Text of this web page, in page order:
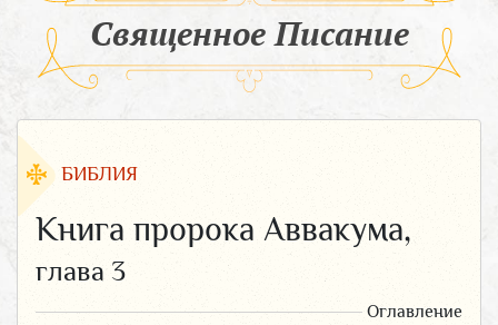
Священное Писание
БИБЛИЯ
Книга пророка Аввакума,
глава 3
Оглавление